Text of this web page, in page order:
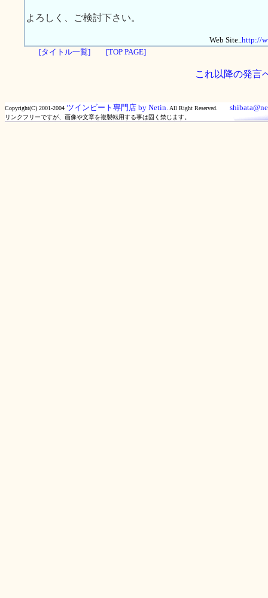
よろしく、ご検討下さい。
Web Site..http://
[タイトル一覧]
[TOP PAGE]
これ以降の発言
Copyright(C) 2001-2004 ツインビート専門店 by Netin. All Right Reserved.
リンクフリーですが、画像や文章を複製転用する事は固く禁じます。